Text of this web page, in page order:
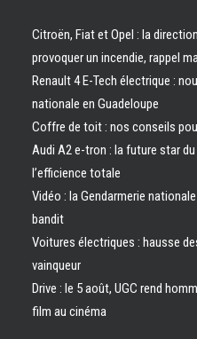
Citroën, Fiat et Opel : la
provoquer un incendie, rappel
Renault 4 E-Tech électrique :
nationale en Guadeloupe
Coffre de toit : nos conseils
Audi A2 e-tron : la future star
l’efficience totale
Vidéo : la Gendarmerie
bandit
Voitures électriques : hausse
vainqueur
Drive : le 5 août, UGC rend
film au cinéma